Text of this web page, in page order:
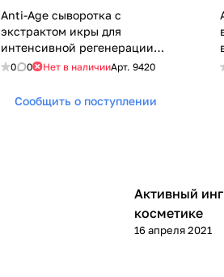
Anti-Age сыворотка с
экстрактом икры для
интенсивной регенерации
кожи / Bi-Magic Caviar Repair,
Cosmetics (Янсен косметика), 2
0 0 Нет в наличииАрт.9420
Сообщить о поступлении
Уход за лицом
Активный
косметике
16 апреля 2021